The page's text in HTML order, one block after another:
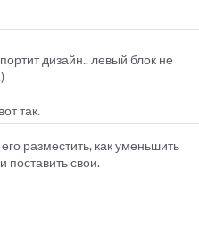
дизайн.. левый блок не
так.
разместить, как уменьшить
поставить свои.